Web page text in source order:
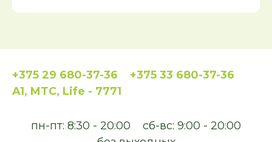
+375 29 680-37-36
+375 33 680-37-36
A1, MTC, Life - 7771
пн-пт: 8:30 - 20:00
сб-вс: 9:00 - 20:00